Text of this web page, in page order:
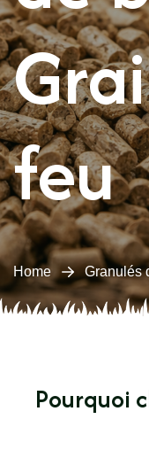
feu
Home Granulés
Pourquoi